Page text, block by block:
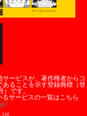
ービスが、著作権者からコ
あることを示す登録商標（登
です。
サービスの一覧はこちら
Ltd.